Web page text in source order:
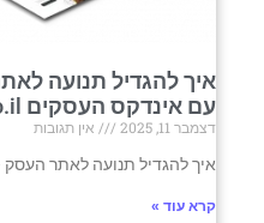
איך להגדיל תנועה
עם אינדקס העסקים mzr.co.il
דצמבר 11, 2025
אין תגובות
איך להגדיל תנועה לאתר
קרא עוד »